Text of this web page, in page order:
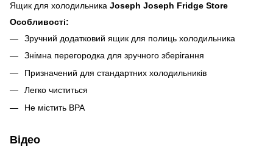
Ящик для холодильника Joseph Joseph Fridge Store
Особливості:
Зручний додатковий ящик для полиць холодильника
Знімна перегородка для зручного зберігання
Призначений для стандартних холодильників
Легко чиститься
Не містить BPA
Відео